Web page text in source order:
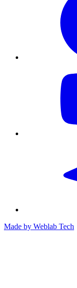
Made by Weblab Tech